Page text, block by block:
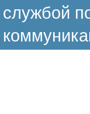
службой